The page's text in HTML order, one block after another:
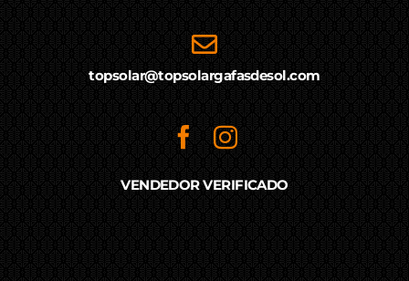
topsolar@topsolargafasdesol.com
VENDEDOR VERIFICADO